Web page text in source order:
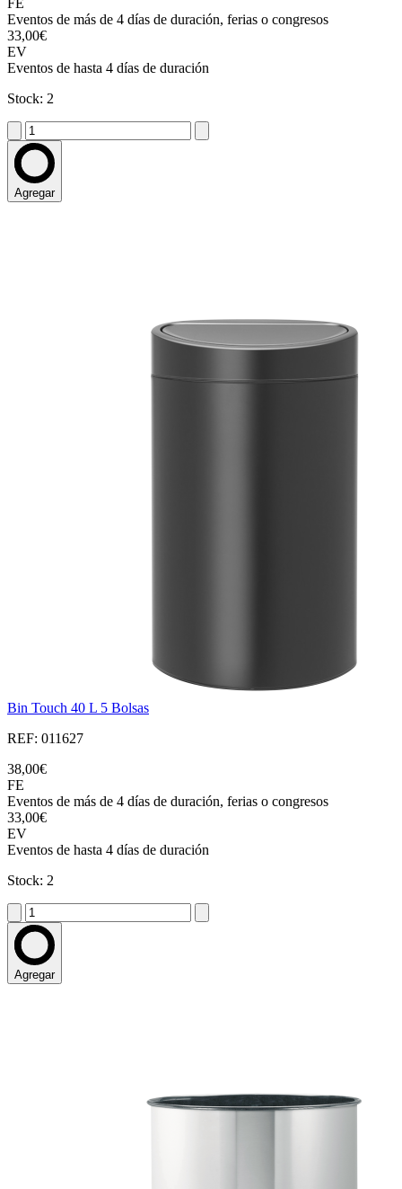
FE
Eventos de más de 4 días de duración, ferias o congresos
33,00€
EV
Eventos de hasta 4 días de duración
Stock: 2
Agregar
Bin Touch 40 L 5 Bolsas
REF: 011627
38,00€
FE
Eventos de más de 4 días de duración, ferias o congresos
33,00€
EV
Eventos de hasta 4 días de duración
Stock: 2
Agregar